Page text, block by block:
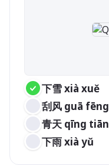
下雪 xià xuě
刮风 guā fēng
青天 qīng tiān
下雨 xià yǔ